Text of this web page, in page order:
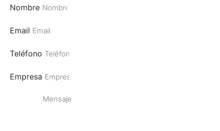
Nombre
Email
Teléfono
Empresa